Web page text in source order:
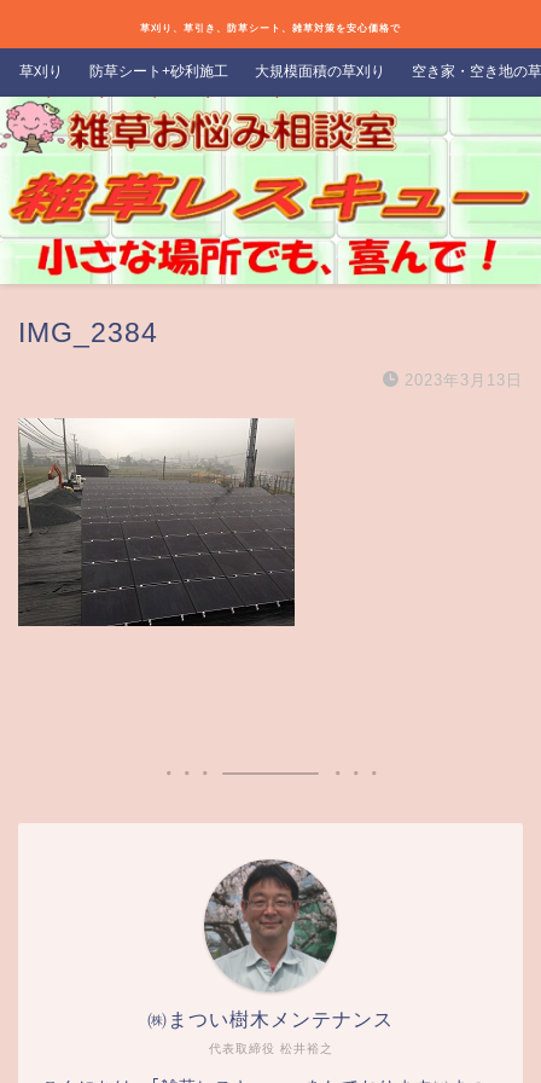
草刈り、草引き、防草シート、雑草対策を安心価格で
草刈り 防草シート+砂利施工 大規模面積の草刈り 空き家・空き地の
IMG_2384
2023年3月13日
代表取締役 松井裕之
㈱まつい樹木メンテナンス